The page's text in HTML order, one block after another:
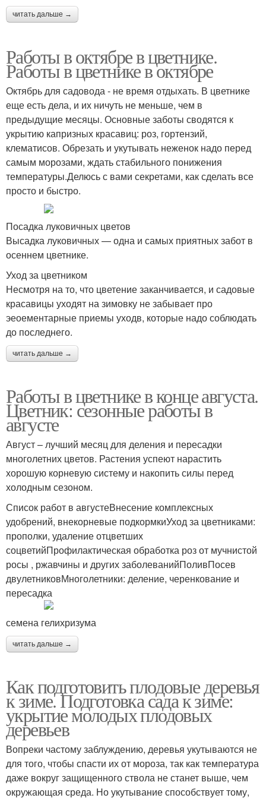
читать дальше →
Работы в октябре в цветнике.
Работы в цветнике в октябре
Октябрь для садовода - не время отдыхать. В цветнике
еще есть дела, и их ничуть не меньше, чем в
предыдущие месяцы. Основные заботы сводятся к
укрытию капризных красавиц: роз, гортензий,
клематисов. Обрезать и укутывать неженок надо перед
самым морозами, ждать стабильного понижения
температуры.Делюсь с вами секретами, как сделать все
просто и быстро.
Посадка луковичных цветов
Высадка луковичных — одна и самых приятных забот в
осеннем цветнике.
Уход за цветником
Несмотря на то, что цветение заканчивается, и садовые
красавицы уходят на зимовку не забывает про
эеоементарные приемы уходв, которые надо соблюдать
до последнего.
читать дальше →
Работы в цветнике в конце августа.
Цветник: сезонные работы в
августе
Август – лучший месяц для деления и пересадки
многолетних цветов. Растения успеют нарастить
хорошую корневую систему и накопить силы перед
холодным сезоном.
Список работ в августеВнесение комплексных
удобрений, внекорневые подкормкиУход за цветниками:
прополки, удаление отцветших
соцветийПрофилактическая обработка роз от мучнистой
росы , ржавчины и других заболеванийПоливПосев
двулетниковМноголетники: деление, черенкование и
пересадка
семена гелихризума
читать дальше →
Как подготовить плодовые деревья
к зиме. Подготовка сада к зиме:
укрытие молодых плодовых
деревьев
Вопреки частому заблуждению, деревья укутываются не
для того, чтобы спасти их от мороза, так как температура
даже вокруг защищенного ствола не станет выше, чем
окружающая среда. Но укутывание способствует тому,